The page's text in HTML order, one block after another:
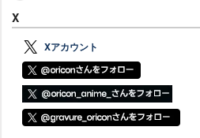
X
Xアカウント